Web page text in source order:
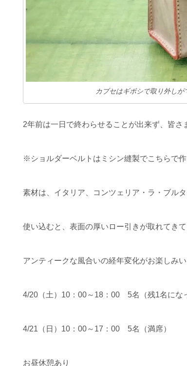
カブセはギボシで取り外し
2年前は一日で終わらせることが出来ず、皆さ
※ショルダーベルトはミシン縫製でこちらで作
素材は、イタリア、コンツェリア・ラ・ブル
使い込むと、表面の厚いロー引きが取れてき
アンティークな風合いの経年変化がお楽しみい
4/20（土）10：00～18：00 5名（残1名にな
4/21（日）10：00～17：00 5名（満席）
お昼休憩あり